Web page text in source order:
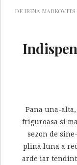
DE IRINA MARKOVITS
Pana una-
friguroasa si
sezon de
plina luna a
arde iar